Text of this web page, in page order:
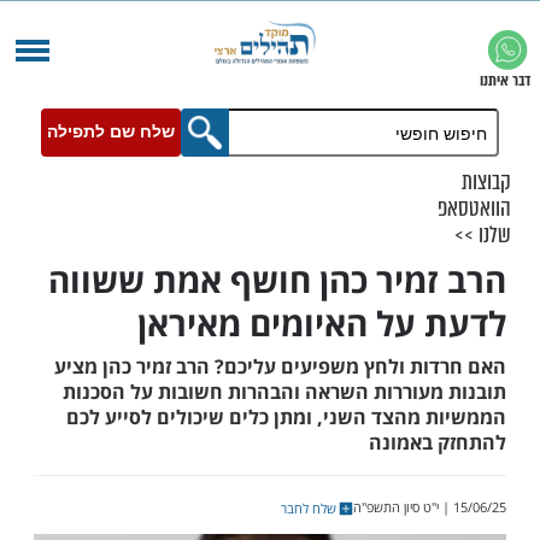
שלח שם לתפילה
כהן חושף אמת ששווה
האיומים מאיראן
ולחץ משפיעים עליכם? הרב זמיר כהן מציע
השני, ומתן כלים שיכולים לסייע לכם